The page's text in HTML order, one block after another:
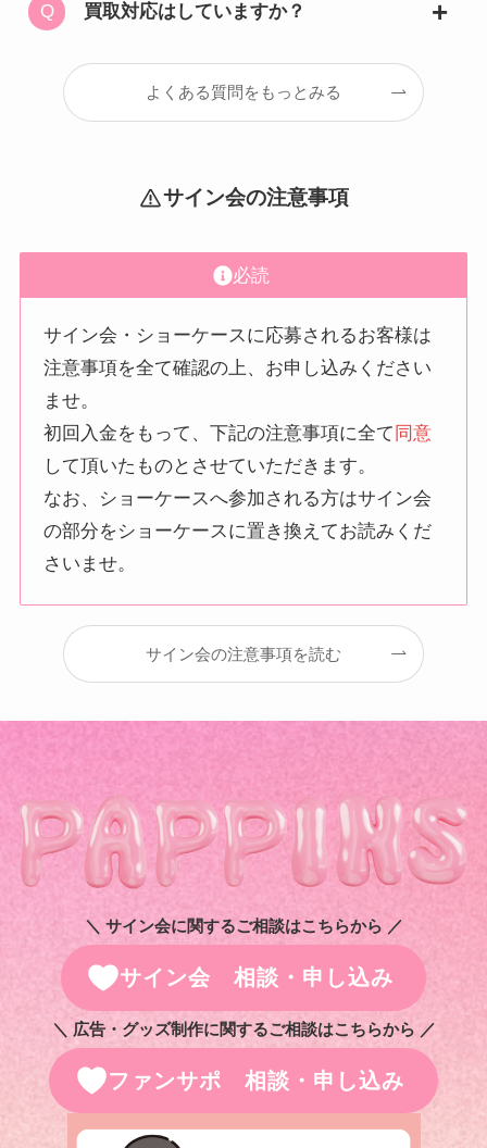
買取対応はしていますか？
よくある質問をもっとみる
サイン会の注意事項
必読
サイン会・ショーケースに応募されるお客様は
注意事項を全て確認の上、お申し込みください
ませ。
初回入金をもって、下記の注意事項に全て 同意
して頂いたものとさせていただきます。
なお、ショーケースへ参加される方はサイン会
の部分をショーケースに置き換えてお読みくだ
さいませ。
サイン会の注意事項を読む
＼ サイン会に関するご相談はこちらから ／
サイン会 相談・申し込み
＼ 広告・グッズ制作に関するご相談はこちらから ／
ファンサポ 相談・申し込み